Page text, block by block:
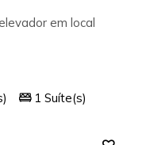
em local
1 Suíte(s)